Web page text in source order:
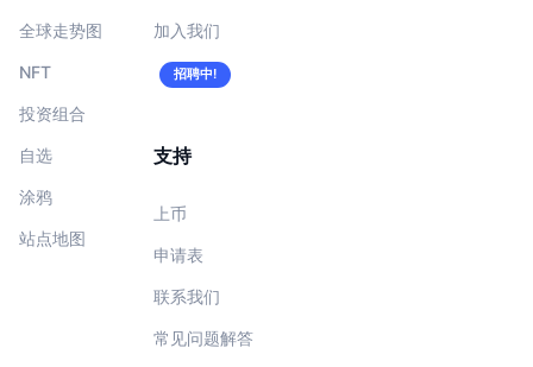
全球走势图
NFT
投资组合
自选
涂鸦
站点地图
加入我们
招聘中!
支持
上币
申请表
联系我们
常见问题解答